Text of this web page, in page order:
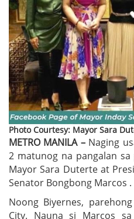
Photo Courtesy: Mayor Sara
METRO MANILA – Naging
2 matunog na pangalan
Mayor Sara Duterte at
Senator Bongbong Marcos .
Noong Biyernes,
City. Nauna si Marcos